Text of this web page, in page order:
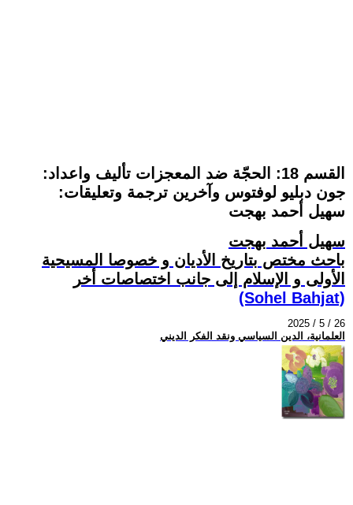
القسم 18: الحجّة ضد المعجزات تأليف واعداد:
جون دبليو لوفتوس وآخرين ترجمة وتعليقات:
سهيل أحمد بهجت
سهيل أحمد بهجت
باحث مختص بتاريخ الأديان و خصوصا المسيحية
الأولى و الإسلام إلى جانب اختصاصات أخر
(Sohel Bahjat)
2025 / 5 / 26
العلمانية، الدين السياسي ونقد الفكر الديني